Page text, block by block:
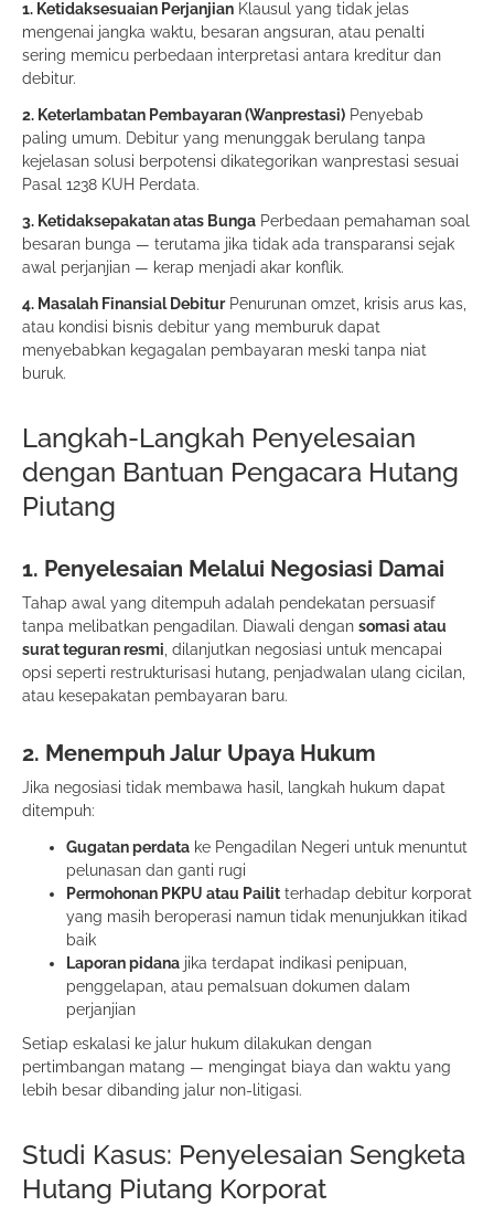
1. Ketidaksesuaian Perjanjian Klausul yang tidak jelas
mengenai jangka waktu, besaran angsuran, atau penalti
sering memicu perbedaan interpretasi antara kreditur dan
debitur.
2. Keterlambatan Pembayaran (Wanprestasi) Penyebab
paling umum. Debitur yang menunggak berulang tanpa
kejelasan solusi berpotensi dikategorikan wanprestasi sesuai
Pasal 1238 KUH Perdata.
3. Ketidaksepakatan atas Bunga Perbedaan pemahaman soal
besaran bunga — terutama jika tidak ada transparansi sejak
awal perjanjian — kerap menjadi akar konflik.
4. Masalah Finansial DebiturPenurunan omzet, krisis arus kas,
atau kondisi bisnis debitur yang memburuk dapat
menyebabkan kegagalan pembayaran meski tanpa niat
buruk.
Langkah-Langkah Penyelesaian
dengan Bantuan Pengacara Hutang
Piutang
1. Penyelesaian Melalui Negosiasi Damai
Tahap awal yang ditempuh adalah pendekatan persuasif
tanpa melibatkan pengadilan. Diawali dengan somasi atau
surat teguran resmi , dilanjutkan negosiasi untuk mencapai
opsi seperti restrukturisasi hutang, penjadwalan ulang cicilan,
atau kesepakatan pembayaran baru.
2. Menempuh Jalur Upaya Hukum
Jika negosiasi tidak membawa hasil, langkah hukum dapat
ditempuh:
Gugatan perdata ke Pengadilan Negeri untuk menuntut
pelunasan dan ganti rugi
Permohonan PKPU atau Pailit terhadap debitur korporat
yang masih beroperasi namun tidak menunjukkan itikad
baik
Laporan pidana jika terdapat indikasi penipuan,
penggelapan, atau pemalsuan dokumen dalam
perjanjian
Setiap eskalasi ke jalur hukum dilakukan dengan
pertimbangan matang — mengingat biaya dan waktu yang
lebih besar dibanding jalur non-litigasi.
Studi Kasus: Penyelesaian Sengketa
Hutang Piutang Korporat